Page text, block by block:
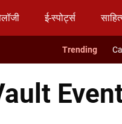
ई-स्पोर्ट्स